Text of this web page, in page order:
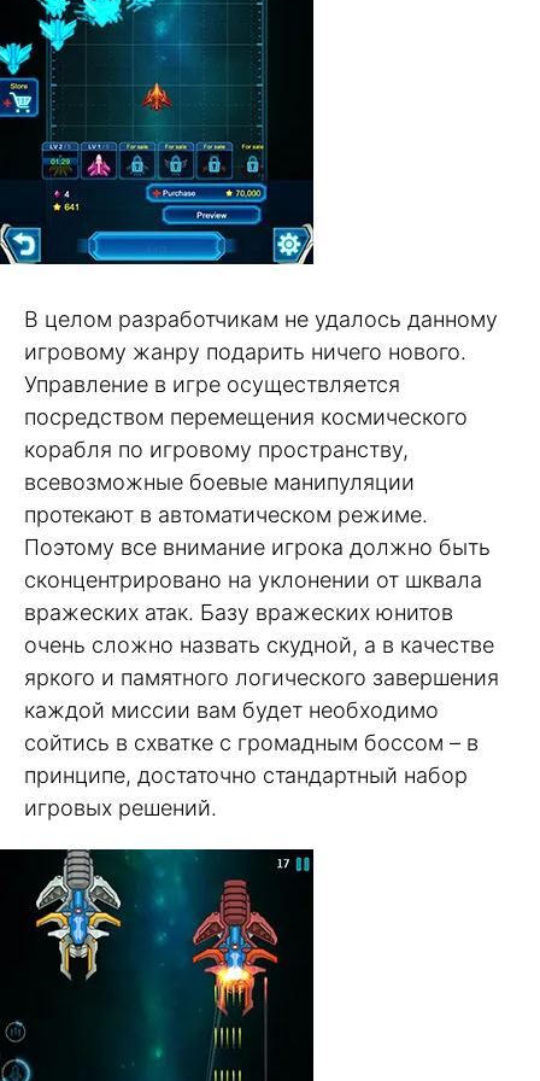
В целом разработчикам не удалось данному
игровому жанру подарить ничего нового.
Управление в игре осуществляется
посредством перемещения космического
корабля по игровому пространству,
всевозможные боевые манипуляции
протекают в автоматическом режиме.
Поэтому все внимание игрока должно быть
сконцентрировано на уклонении от шквала
вражеских атак. Базу вражеских юнитов
очень сложно назвать скудной, а в качестве
яркого и памятного логического завершения
каждой миссии вам будет необходимо
сойтись в схватке с громадным боссом – в
принципе, достаточно стандартный набор
игровых решений.